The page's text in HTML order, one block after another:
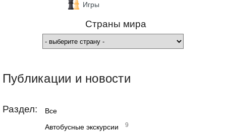
Игры
Страны мира
Публикации и новости
Раздел: Все
Автобусные экскурсии 9